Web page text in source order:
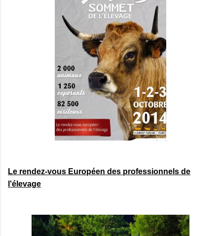
Le rendez-vous Européen des professionnels de
l'élevage